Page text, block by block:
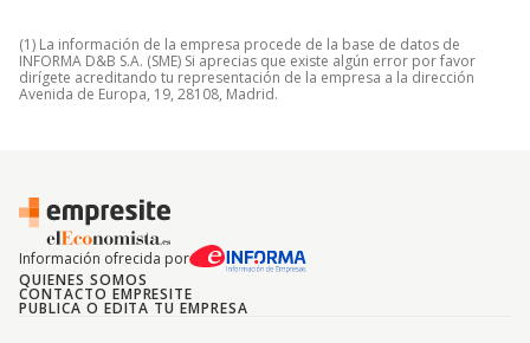
(1) La información de la empresa procede de la base de datos de
INFORMA D&B S.A. (SME) Si aprecias que existe algún error por favor
dirígete acreditando tu representación de la empresa a la dirección
Avenida de Europa, 19, 28108, Madrid.
Información ofrecida por
QUIENES SOMOS
CONTACTO EMPRESITE
PUBLICA O EDITA TU EMPRESA